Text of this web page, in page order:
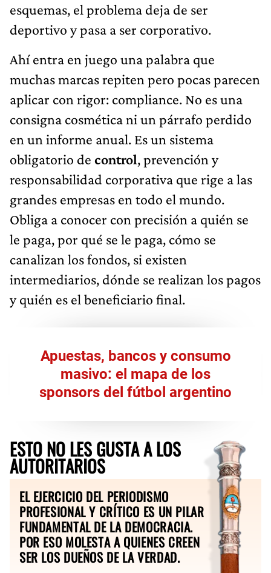
esquemas, el problema deja de ser
deportivo y pasa a ser corporativo.
Ahí entra en juego una palabra que
muchas marcas repiten pero pocas parecen
aplicar con rigor: compliance. No es una
consigna cosmética ni un párrafo perdido
en un informe anual. Es un sistema
obligatorio de control, prevención y
responsabilidad corporativa que rige a las
grandes empresas en todo el mundo.
Obliga a conocer con precisión a quién se
le paga, por qué se le paga, cómo se
canalizan los fondos, si existen
intermediarios, dónde se realizan los pagos
y quién es el beneficiario final.
Apuestas, bancos y consumo
masivo: el mapa de los
sponsors del fútbol argentino
ESTO NO LES GUSTA A LOS
AUTORITARIOS
EL EJERCICIO DEL PERIODISMO
PROFESIONAL Y CRÍTICO ES UN PILAR
FUNDAMENTAL DE LA DEMOCRACIA.
POR ESO MOLESTA A QUIENES CREEN
SER LOS DUEÑOS DE LA VERDAD.